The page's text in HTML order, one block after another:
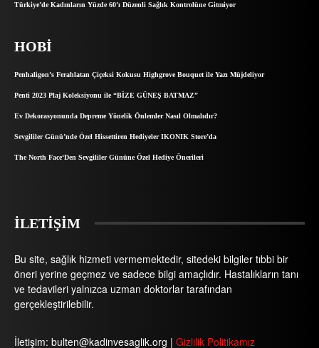
Türkiye’de Kadınların Yüzde 60’ı Düzenli Sağlık Kontrolüne Gitmiyor
HOBI
Penhaligon’s Ferahlatan Çiçeksi Kokusu Highgrove Bouquet ile Yazı Müjdeliyor
Penti 2023 Plaj Koleksiyonu ile “BİZE GÜNEŞ BATMAZ”
Ev Dekorasyonunda Depreme Yönelik Önlemler Nasıl Olmalıdır?
Sevgililer Günü’nde Özel Hissettiren Hediyeler IKONIK Store’da
The North Face‘Den Sevgililer Gününe Özel Hediye Önerileri
İLETİŞİM
Bu site, sağlık hizmeti vermemektedir, sitedeki bilgiler tıbbi bir
öneri yerine geçmez ve sadece bilgi amaçlıdır. Hastalıkların tanı
ve tedavileri yalnızca uzman doktorlar tarafından
gerçekleştirilebilir.
İletişim: bulten@kadinvesaglik.org | Gizlilik Politikamız